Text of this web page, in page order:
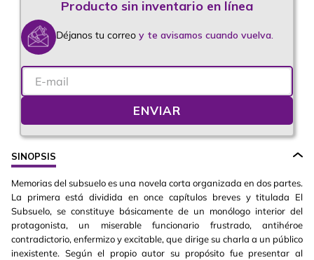
Déjanos tu correo y te avisamos cuando vuelva.
ENVIAR
SINOPSIS
Memorias del subsuelo es una novela corta organizada en dos partes.
La primera está dividida en once capítulos breves y titulada El
Subsuelo, se constituye básicamente de un monólogo interior del
protagonista, un miserable funcionario frustrado, antihéroe
contradictorio, enfermizo y excitable, que dirige su charla a un público
inexistente. Según el propio autor su propósito fue presentar al